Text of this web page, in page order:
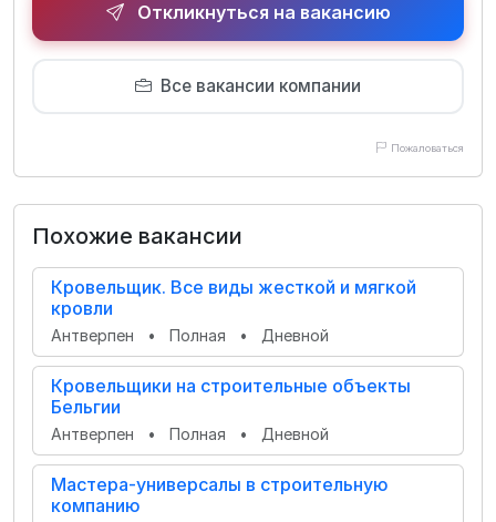
Откликнуться на вакансию
Все вакансии компании
Пожаловаться
Похожие вакансии
Кровельщик. Все виды жесткой и мягкой
кровли
Антверпен • Полная • Дневной
Кровельщики на строительные объекты
Бельгии
Антверпен • Полная • Дневной
Мастера-универсалы в строительную
компанию